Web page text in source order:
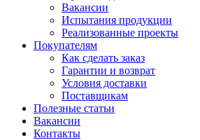
Вакансии
Испытания продукции
Реализованные проекты
Покупателям
Как сделать заказ
Гарантии и возврат
Условия доставки
Поставщикам
Полезные статьи
Вакансии
Контакты